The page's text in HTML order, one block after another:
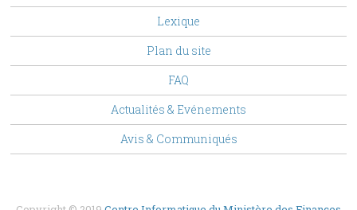
Lexique
Plan du site
FAQ
Actualités & Evénements
Avis & Communiqués